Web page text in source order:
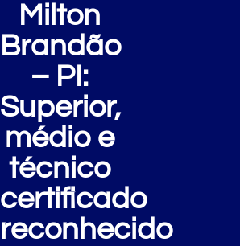
Milton
Brandão
– PI:
Superior,
médio e
técnico
certificado
reconhecido